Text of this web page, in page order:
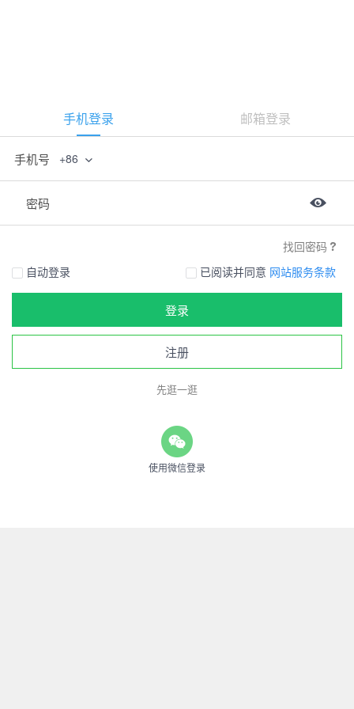
手机登录 邮箱登录
手机号 +86
密码
找回密码
自动登录
已阅读并同意 网站服务条款
登录
注册
先逛一逛
使用微信登录